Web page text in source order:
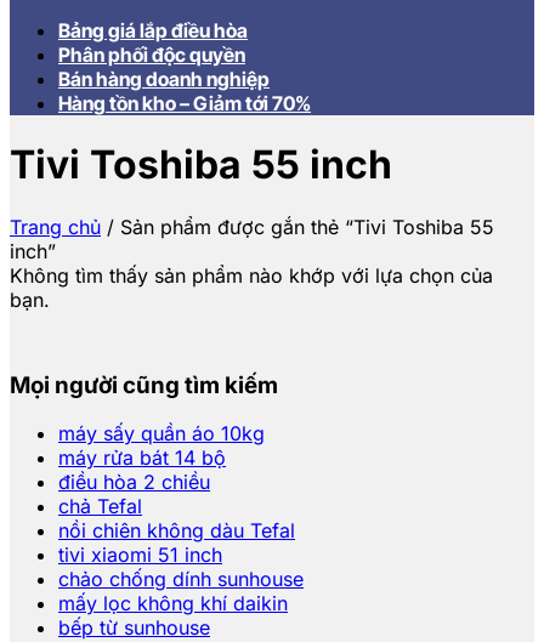
Bảng giá lắp điều hòa
Phân phối độc quyền
Bán hàng doanh nghiệp
Hàng tồn kho – Giảm tới 70%
Tivi Toshiba 55 inch
Trang chủ / Sản phẩm được gắn thẻ “Tivi Toshiba 55
inch”
Không tìm thấy sản phẩm nào khớp với lựa chọn của
bạn.
Mọi người cũng tìm kiếm
máy sấy quần áo 10kg
máy rửa bát 14 bộ
điều hòa 2 chiều
chả Tefal
nồi chiên không dàu Tefal
tivi xiaomi 51 inch
chảo chống dính sunhouse
mấy lọc không khí daikin
bếp từ sunhouse